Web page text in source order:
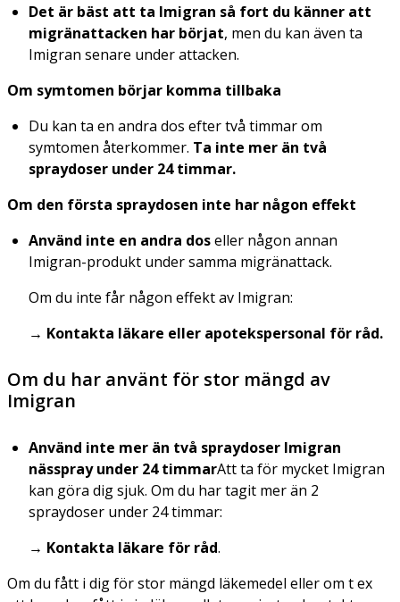
Det är bäst att ta Imigran så fort du känner att
migränattacken har börjat, men du kan även ta
Imigran senare under attacken.
Om symtomen börjar komma tillbaka
Du kan ta en andra dos efter två timmar om
symtomen återkommer. Ta inte mer än två
spraydoser under 24 timmar.
Om den första spraydosen inte har någon effekt
Använd inte en andra doseller någon annan
Imigran-produkt under samma migränattack.
Om du inte får någon effekt av Imigran:
→ Kontakta läkare eller apotekspersonal för råd.
Om du har använt för stor mängd av
Imigran
Använd inte mer än två spraydoser Imigran
nässpray under 24 timmarAtt ta för mycket Imigran
kan göra dig sjuk. Om du har tagit mer än 2
spraydoser under 24 timmar:
→ Kontakta läkare för råd.
Om du fått i dig för stor mängd läkemedel eller om t ex